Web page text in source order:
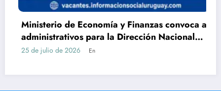
de Economía y Finanzas convoca a
para la Dirección Nacional
con Bachillerato
de 2026 En